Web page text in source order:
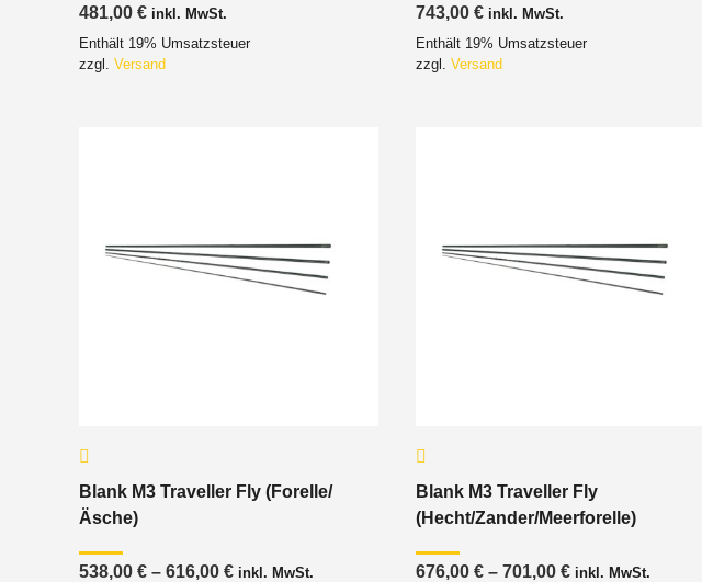
481,00 € inkl. MwSt.
Enthält 19% Umsatzsteuer
zzgl. Versand
743,00 € inkl. MwSt.
Enthält 19% Umsatzsteuer
zzgl. Versand
Blank M3 Traveller Fly (Forelle/
Äsche)
538,00 € – 616,00 €Preisspanne:
inkl. MwSt.
Blank M3 Traveller Fly
(Hecht/Zander/Meerforelle)
676,00 € – 701,00 €Preisspanne:
inkl. MwSt.